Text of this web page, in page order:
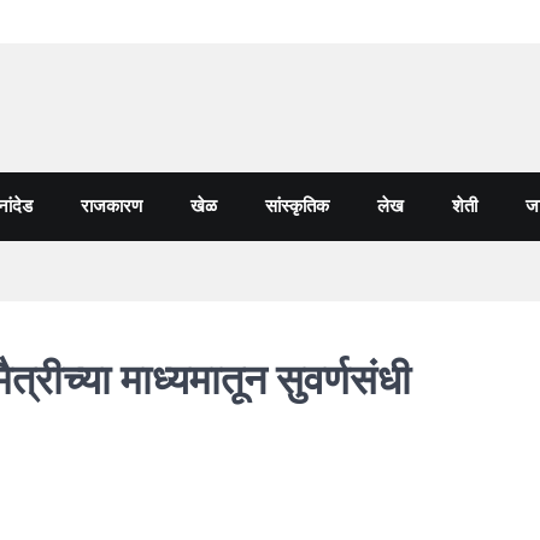
राजकारण खेळ सांस्कृतिक लेख शेती
माध्यमातून सुवर्णसंधी